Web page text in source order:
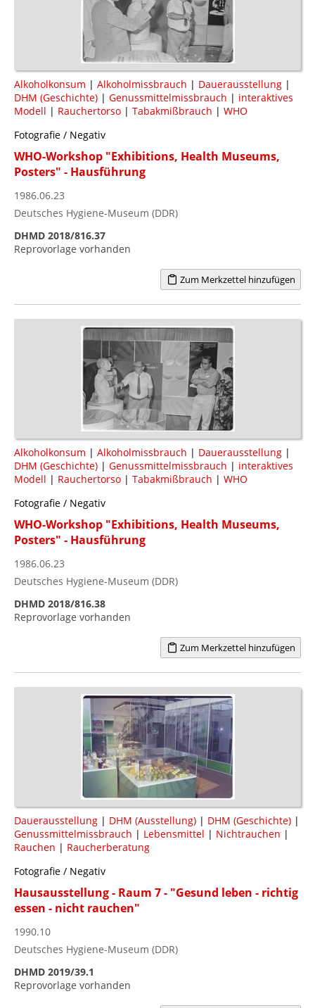
Alkoholkonsum | Alkoholmissbrauch | Dauerausstellung |
DHM (Geschichte) | Genussmittelmissbrauch | interaktives
Modell | Rauchertorso | Tabakmißbrauch | WHO
Fotografie / Negativ
WHO-Workshop "Exhibitions, Health Museums,
Posters" - Hausführung
1986.06.23
Deutsches Hygiene-Museum (DDR)
DHMD 2018/816.37
Reprovorlage vorhanden
Zum Merkzettel hinzufügen
Alkoholkonsum | Alkoholmissbrauch | Dauerausstellung |
DHM (Geschichte) | Genussmittelmissbrauch | interaktives
Modell | Rauchertorso | Tabakmißbrauch | WHO
Fotografie / Negativ
WHO-Workshop "Exhibitions, Health Museums,
Posters" - Hausführung
1986.06.23
Deutsches Hygiene-Museum (DDR)
DHMD 2018/816.38
Reprovorlage vorhanden
Zum Merkzettel hinzufügen
Dauerausstellung | DHM (Ausstellung) | DHM (Geschichte) |
Genussmittelmissbrauch | Lebensmittel | Nichtrauchen |
Rauchen | Raucherberatung
Fotografie / Negativ
Hausausstellung - Raum 7 - "Gesund leben - richtig
essen - nicht rauchen"
1990.10
Deutsches Hygiene-Museum (DDR)
DHMD 2019/39.1
Reprovorlage vorhanden